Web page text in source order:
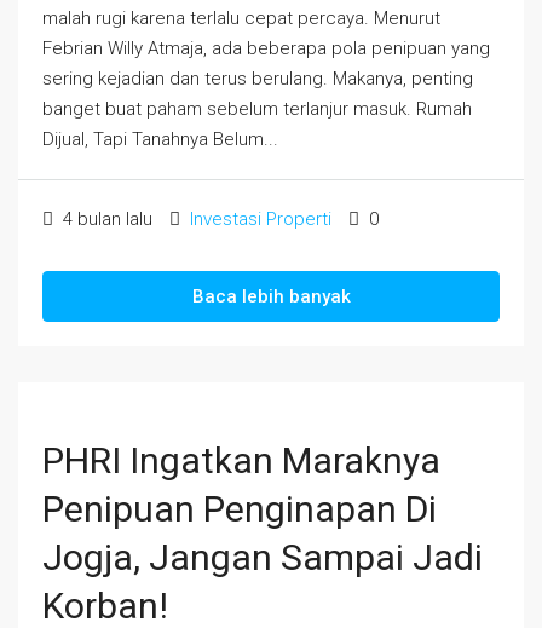
malah rugi karena terlalu cepat percaya. Menurut
Febrian Willy Atmaja, ada beberapa pola penipuan yang
sering kejadian dan terus berulang. Makanya, penting
banget buat paham sebelum terlanjur masuk. Rumah
Dijual, Tapi Tanahnya Belum...
4 bulan lalu Investasi Properti 0
Baca lebih banyak
PHRI Ingatkan Maraknya
Penipuan Penginapan Di
Jogja, Jangan Sampai Jadi
Korban!